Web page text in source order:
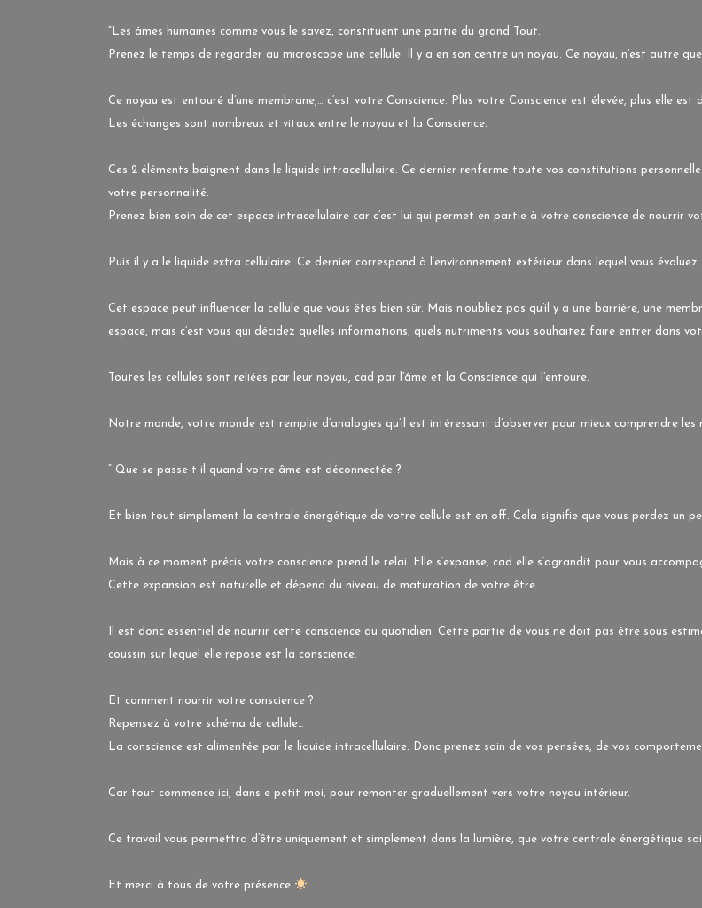
“Les âmes humaines comme vous le savez, constituent une partie du grand Tout.
Prenez le temps de regarder au microscope une cellule. Il y a en son centre un noyau. Ce noyau, n’est autre
Ce noyau est entouré d’une membrane,… c’est votre Conscience. Plus votre Conscience est élevée, plus elle
Les échanges sont nombreux et vitaux entre le noyau et la Conscience.
Ces 2 éléments baignent dans le liquide intracellulaire. Ce dernier renferme toute vos constitutions
votre personnalité.
Prenez bien soin de cet espace intracellulaire car c’est lui qui permet en partie à votre conscience de nourrir
Puis il y a le liquide extra cellulaire. Ce dernier correspond à l’environnement extérieur dans lequel vous
Cet espace peut influencer la cellule que vous êtes bien sûr. Mais n’oubliez pas qu’il y a une barrière, une
espace, mais c’est vous qui décidez quelles informations, quels nutriments vous souhaitez faire entrer dans
Toutes les cellules sont reliées par leur noyau, cad par l’âme et la Conscience qui l’entoure.
Notre monde, votre monde est remplie d’analogies qu’il est intéressant d’observer pour mieux comprendre les
” Que se passe-t-il quand votre âme est déconnectée ?
Et bien tout simplement la centrale énergétique de votre cellule est en off. Cela signifie que vous perdez un
Mais à ce moment précis votre conscience prend le relai. Elle s’expanse, cad elle s’agrandit pour vous
Cette expansion est naturelle et dépend du niveau de maturation de votre être.
Il est donc essentiel de nourrir cette conscience au quotidien. Cette partie de vous ne doit pas être sous
coussin sur lequel elle repose est la conscience.
Et comment nourrir votre conscience ?
Repensez à votre schéma de cellule…
La conscience est alimentée par le liquide intracellulaire. Donc prenez soin de vos pensées, de vos
Car tout commence ici, dans e petit moi, pour remonter graduellement vers votre noyau intérieur.
Ce travail vous permettra d’être uniquement et simplement dans la lumière, que votre centrale énergétique
Et merci à tous de votre présence